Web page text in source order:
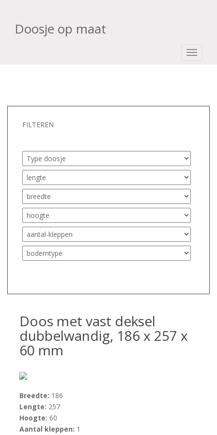
Doosje op maat
FILTEREN
Doos met vast deksel
dubbelwandig, 186 x 257 x
60 mm
Breedte: 186
Lengte: 257
Hoogte: 60
Aantal kleppen: 1